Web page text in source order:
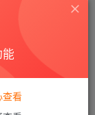
查看